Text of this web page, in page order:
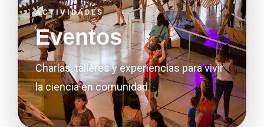
ACTIVIDADES
Eventos
Charlas, talleres y experiencias para vivir
la ciencia en comunidad.